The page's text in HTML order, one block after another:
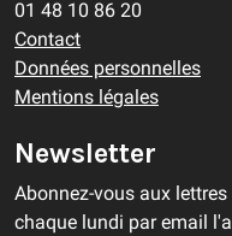
01 48 10 86 20
Contact
Données personnelles
Mentions légales
Newsletter
Abonnez-vous aux
chaque lundi par email